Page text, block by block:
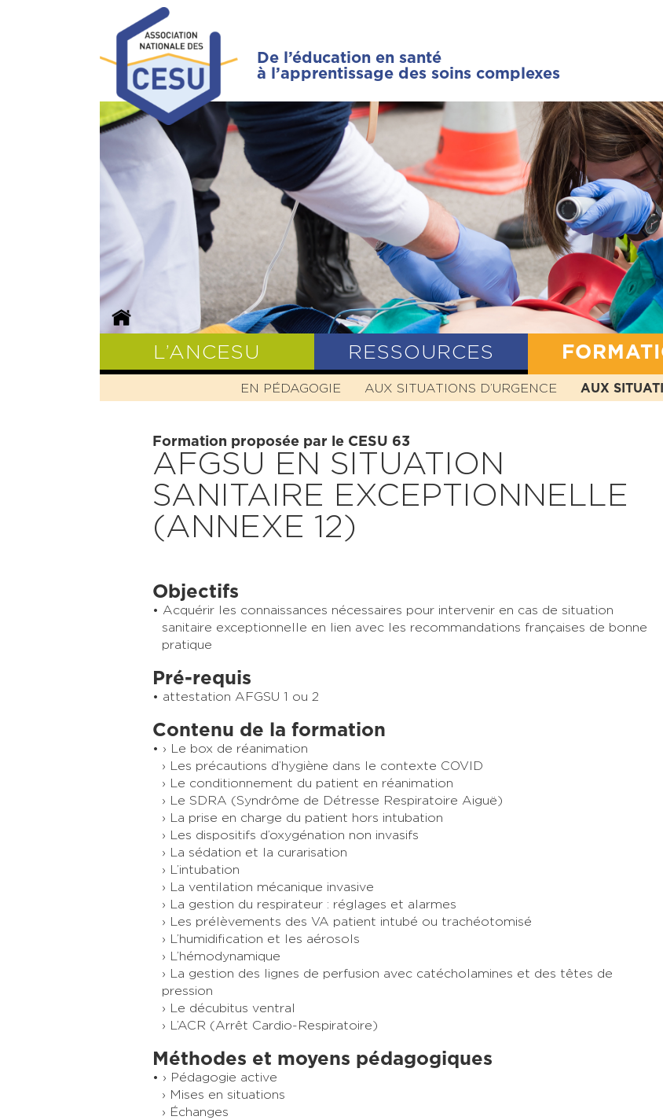
De l’éducation en santé
à l’apprentissage des soins complexes
L’ANCESU
PRÉSENTATION HISTOIRE MISSION VALEURS
RESSOURCES
EN PÉDAGOGIE AUX SITUATIONS D’URGENCE AUX
Formation proposée par le CESU 63
AFGSU EN SITUATION
SANITAIRE EXCEPTIONNELLE
(ANNEXE 12)
Objectifs
Acquérir les connaissances nécessaires pour intervenir en cas de situation
sanitaire exceptionnelle en lien avec les recommandations françaises de bonne
pratique
Pré-requis
attestation AFGSU 1 ou 2
Contenu de la formation
› Le box de réanimation
› Les précautions d’hygiène dans le contexte COVID
› Le conditionnement du patient en réanimation
› Le SDRA (Syndrôme de Détresse Respiratoire Aiguë)
› La prise en charge du patient hors intubation
› Les dispositifs d’oxygénation non invasifs
› La sédation et la curarisation
› L’intubation
› La ventilation mécanique invasive
› La gestion du respirateur : réglages et alarmes
› Les prélèvements des VA patient intubé ou trachéotomisé
› L’humidification et les aérosols
› L’hémodynamique
› La gestion des lignes de perfusion avec catécholamines et des têtes de
pression
› Le décubitus ventral
› L’ACR (Arrêt Cardio-Respiratoire)
Méthodes et moyens pédagogiques
› Pédagogie active
› Mises en situations
› Échanges